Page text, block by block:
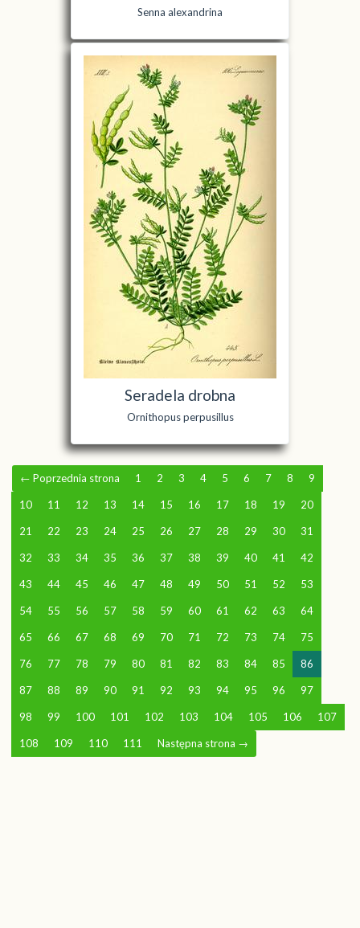
Senna alexandrina
Seradela drobna
Ornithopus perpusillus
← Poprzednia strona 1 2 3 4 5 6 7 8 9
10 11 12 13 14 15 16 17 18 19 20
21 22 23 24 25 26 27 28 29 30 31
32 33 34 35 36 37 38 39 40 41 42
43 44 45 46 47 48 49 50 51 52 53
54 55 56 57 58 59 60 61 62 63 64
65 66 67 68 69 70 71 72 73 74 75
76 77 78 79 80 81 82 83 84 85 86
87 88 89 90 91 92 93 94 95 96 97
98 99 100 101 102 103 104 105 106 107
108 109 110 111 Następna strona →